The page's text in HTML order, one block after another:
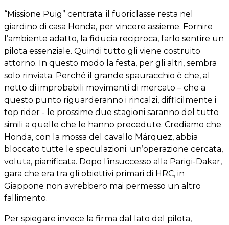
“Missione Puig” centrata; il fuoriclasse resta nel
giardino di casa Honda, per vincere assieme. Fornire
l’ambiente adatto, la fiducia reciproca, farlo sentire un
pilota essenziale. Quindi tutto gli viene costruito
attorno. In questo modo la festa, per gli altri, sembra
solo rinviata. Perché il grande spauracchio è che, al
netto di improbabili movimenti di mercato – che a
questo punto riguarderanno i rincalzi, difficilmente i
top rider - le prossime due stagioni saranno del tutto
simili a quelle che le hanno precedute. Crediamo che
Honda, con la mossa del cavallo Márquez, abbia
bloccato tutte le speculazioni; un’operazione cercata,
voluta, pianificata. Dopo l’insuccesso alla Parigi-Dakar,
gara che era tra gli obiettivi primari di HRC, in
Giappone non avrebbero mai permesso un altro
fallimento.
Per spiegare invece la firma dal lato del pilota,